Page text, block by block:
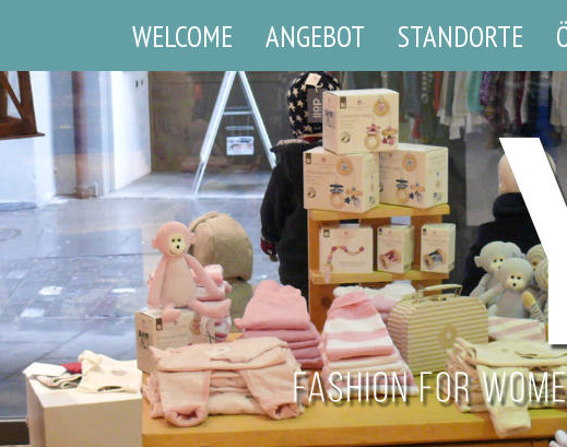
WELCOME ANGEBOT STANDORTE